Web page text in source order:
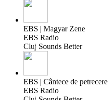
EBS | Magyar Zene
EBS Radio
Cluj Sounds Better
EBS | Cântece de petrecere
EBS Radio